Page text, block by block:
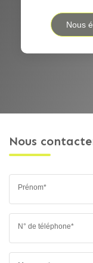
Nous
Nous
Prénom*
N° de téléphone*